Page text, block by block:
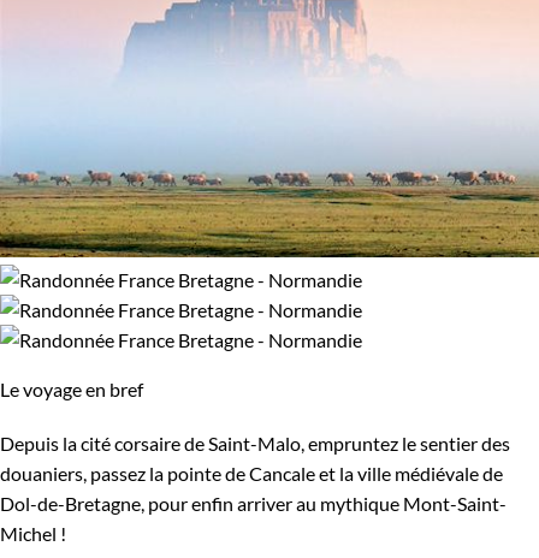
Le voyage en bref
Depuis la cité corsaire de Saint-Malo, empruntez le sentier des
douaniers, passez la pointe de Cancale et la ville médiévale de
Dol-de-Bretagne, pour enfin arriver au mythique Mont-Saint-
Michel !